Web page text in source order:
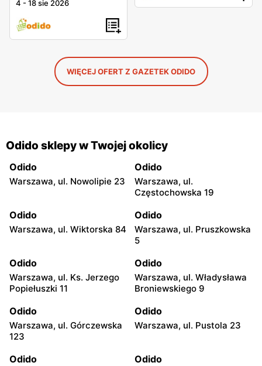
4 -18 sie 2026
WIĘCEJ OFERT Z GAZETEK ODIDO
Odido sklepy w Twojej okolicy
Odido
Warszawa, ul. Nowolipie 23
Odido
Warszawa, ul.
Częstochowska 19
Odido
Warszawa, ul. Wiktorska 84
Odido
Warszawa, ul. Pruszkowska
5
Odido
Warszawa, ul. Ks. Jerzego
Popiełuszki 11
Odido
Warszawa, ul. Władysława
Broniewskiego 9
Odido
Warszawa, ul. Górczewska
123
Odido
Warszawa, ul. Pustola 23
Odido Odido